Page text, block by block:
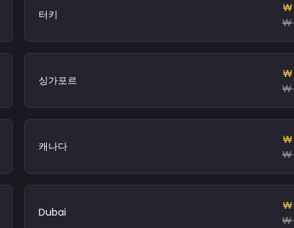
터키
₩
₩
싱가포르
₩
₩
캐나다
₩
₩
Dubai
₩
₩